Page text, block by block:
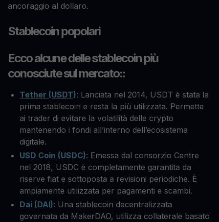
ancoraggio al dollaro.
Stablecoin popolari
Ecco alcune delle stablecoin più
conosciute sul mercato::
Tether (USDT): Lanciata nel 2014, USDT è stata la
prima stablecoin e resta la più utilizzata. Permette
ai trader di evitare la volatilità delle crypto
mantenendo i fondi all’interno dell’ecosistema
digitale.
USD Coin (USDC): Emessa dal consorzio Centre
nel 2018, USDC è completamente garantita da
riserve fiat e sottoposta a revisioni periodiche. È
ampiamente utilizzata per pagamenti e scambi.
Dai (DAI): Una stablecoin decentralizzata
governata da MakerDAO, utilizza collaterale basato